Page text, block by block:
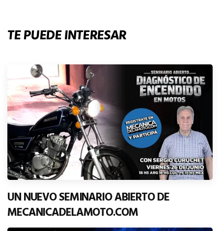
TE PUEDE INTERESAR
UN NUEVO SEMINARIO ABIERTO DE
MECANICADELAMOTO.COM